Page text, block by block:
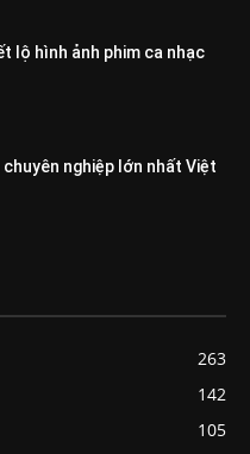
lộ hình ảnh phim ca nhạc
chuyên nghiệp lớn nhất Việt
263
142
105